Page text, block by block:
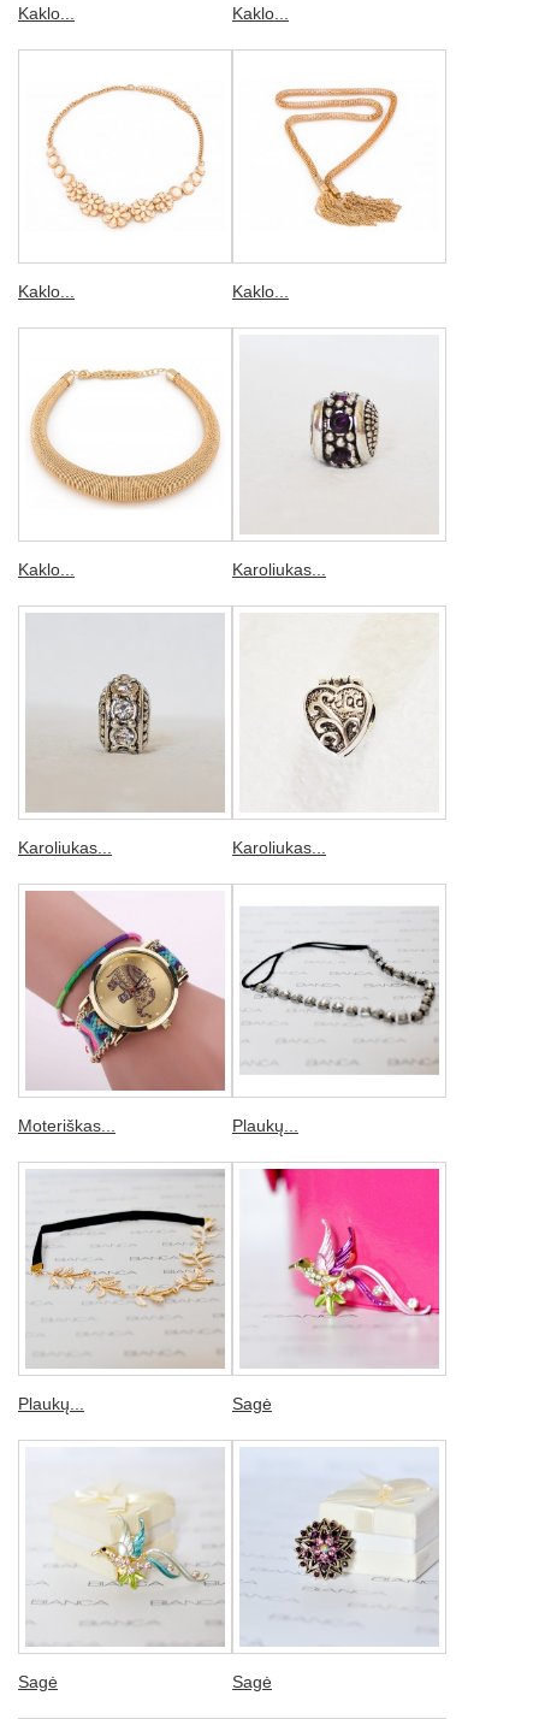
Kaklo... Kaklo...
Kaklo... Kaklo...
Kaklo... Karoliukas...
Karoliukas... Karoliukas...
Moteriškas... Plaukų...
Plaukų... Sagė
Sagė Sagė